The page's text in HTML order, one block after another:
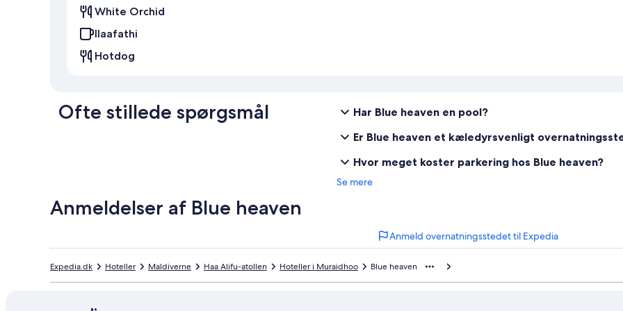
White Orchid
Ilaafathi
Hotdog
Ofte stillede spørgsmål
Har Blue heaven en pool?
Er Blue heaven et kæledyrsvenligt
Hvor meget koster parkering hos Blue heaven?
Se mere
Anmeldelser af Blue heaven
Anmeld overnatningsstedet til Expedia
Blue heaven
Hoteller i Muraidhoo
Haa Alifu-atollen
Maldiverne
Hoteller
Expedia.dk